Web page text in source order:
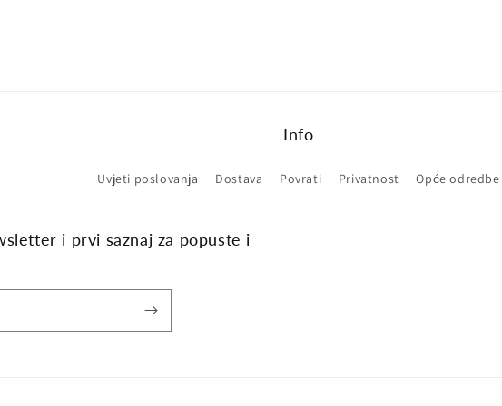
Info
Uvjeti poslovanja Dostava Povrati Privatnost Opće odredbe
i prvi saznaj za popuste i